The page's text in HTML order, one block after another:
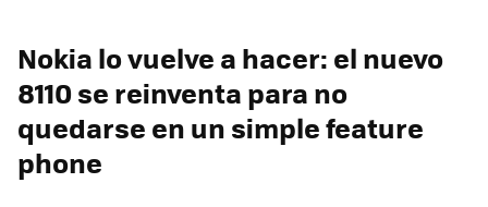
Nokia lo vuelve a hacer: el nuevo
8110 se reinventa para no
quedarse en un simple feature
phone